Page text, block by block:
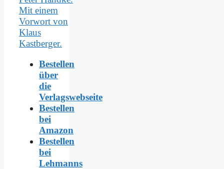
Bestellen
über
die
Verlagswebseite
Bestellen
bei
Amazon
Bestellen
bei
Lehmanns